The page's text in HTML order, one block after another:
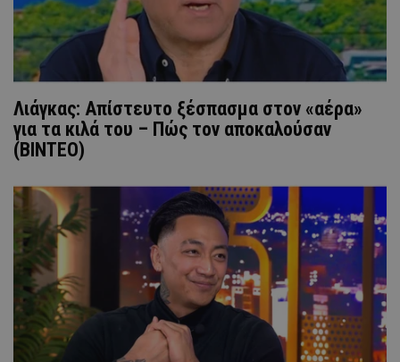
Λιάγκας: Απίστευτο ξέσπασμα στον «αέρα»
για τα κιλά του – Πώς τον αποκαλούσαν
(ΒΙΝΤΕΟ)